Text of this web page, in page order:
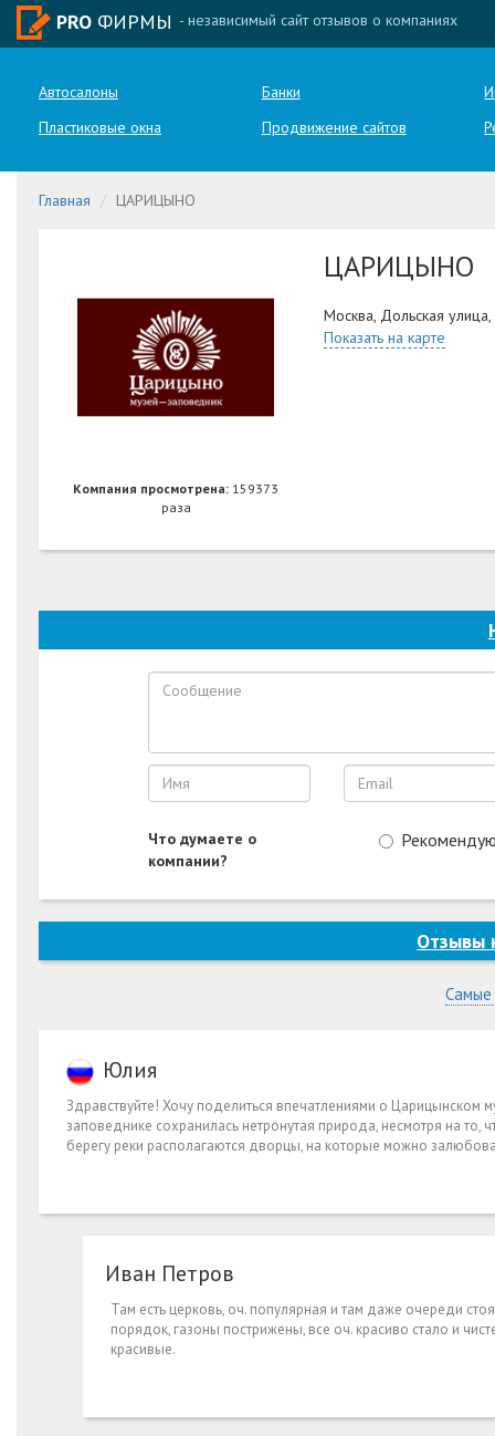
PRO ФИРМЫ - независимый сайт отзывов о компаниях
Автосалоны Банки
Пластиковые окна
Продвижение сайтов
Главная ЦАРИЦЫНО
Компания просмотрена: 159373
раза
ЦАРИЦЫНО
Москва, Дольская
Показать на карте
Что думаете о
компании?
Отзывы
Самые
Юлия
Здравствуйте! Хочу поделиться впечатлениями о Царицынском
заповеднике сохранилась нетронутая природа, несмотря на
берегу реки располагаются дворцы, на которые можно
Иван Петров
Там есть церковь, оч. популярная и там даже очереди
порядок, газоны пострижены, все оч. красиво стало и
красивые.